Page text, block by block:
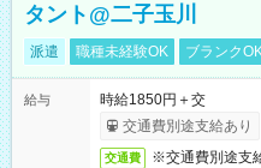
タント@二子玉川
派遣 職種未経験OK ブランク
給与
時給1850円＋交
交通費別途支給あり
交通費 ※交通費別途支